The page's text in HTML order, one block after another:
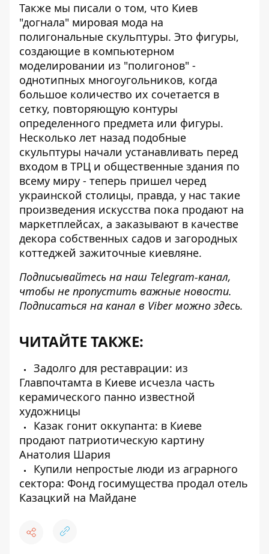
Также мы писали о том, что Киев
"догнала" мировая мода на
полигональные скульптуры. Это фигуры,
создающие в компьютерном
моделировании из "полигонов" -
однотипных многоугольников, когда
большое количество их сочетается в
сетку, повторяющую контуры
определенного предмета или фигуры.
Несколько лет назад подобные
скульптуры начали устанавливать перед
входом в ТРЦ и общественные здания по
всему миру - теперь пришел черед
украинской столицы, правда, у нас такие
произведения искусства пока продают на
маркетплейсах, а заказывают в качестве
декора собственных садов и загородных
коттеджей зажиточные киевляне.
Подписывайтесь на наш Telegram-канал,
чтобы не пропустить важные новости.
Подписаться на канал в Viber можно здесь.
ЧИТАЙТЕ ТАКЖЕ:
Задолго для реставрации: из
Главпочтамта в Киеве исчезла часть
керамического панно известной
художницы
Казак гонит оккупанта: в Киеве
продают патриотическую картину
Анатолия Шария
Купили непростые люди из аграрного
сектора: Фонд госимущества продал отель
Казацкий на Майдане